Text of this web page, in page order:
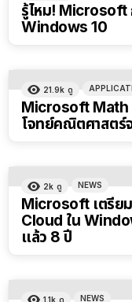
รู้ไหม! Microsoft
Windows 10
21.9k ดู
Microsoft Math
โจทย์คณิตศาสตร์
2k ดู NEWS
Microsoft เตรีย
Cloud ใน
แล้ว 8 ปี
1.1k ดู NEWS